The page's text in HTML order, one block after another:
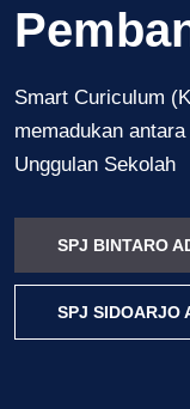
Smart Curiculum
memadukan
Unggulan Sekolah
SPJ BINTARO
SPJ SIDOARJO